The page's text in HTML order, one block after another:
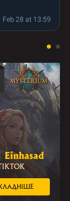
Einhasad